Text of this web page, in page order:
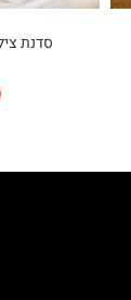
סדנת